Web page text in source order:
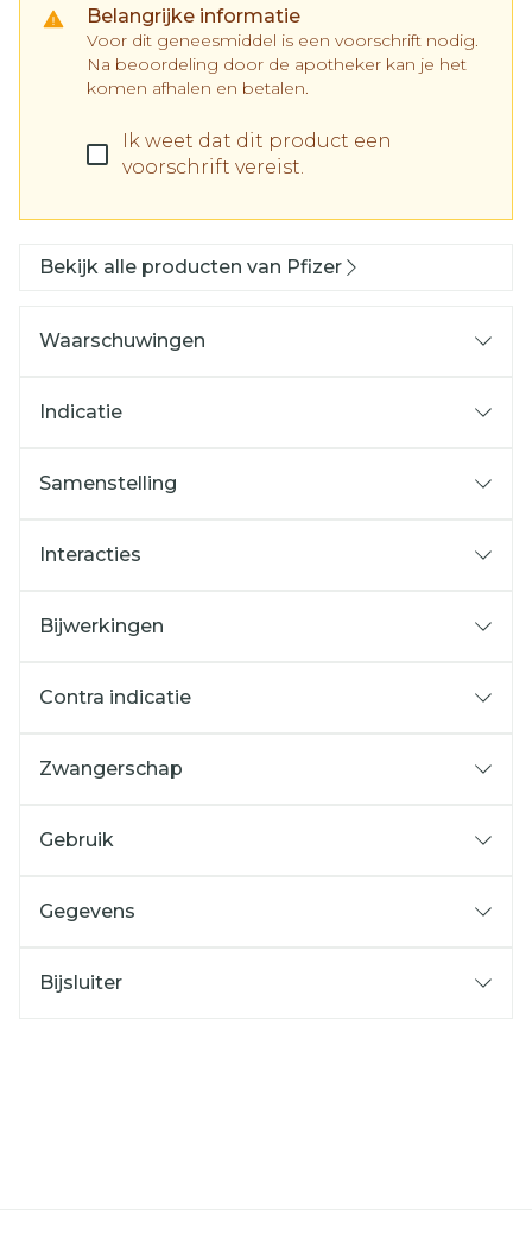
Belangrijke informatie
Voor dit geneesmiddel is een voorschrift nodig.
Na beoordeling door de apotheker kan je het
komen afhalen en betalen.
Ik weet dat dit product een
voorschrift vereist.
Bekijk alle producten van Pfizer
Waarschuwingen
Indicatie
Samenstelling
Interacties
Bijwerkingen
Contra indicatie
Zwangerschap
Gebruik
Gegevens
Bijsluiter